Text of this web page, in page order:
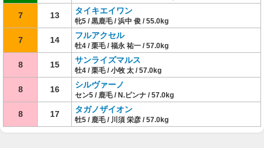
7 13 タイキエイワン
牝5 / 黒鹿毛 / 浜中 俊 / 55.0kg
7 14 フルアクセル
牡4 / 栗毛 / 福永 祐一 / 57.0kg
8 15 サンライズマルス
牡4 / 栗毛 / 小牧 太 / 57.0kg
8 16 シルヴァーノ
セン5 / 鹿毛 / N.ピンナ / 57.0kg
8 17 タガノザイオン
牡5 / 鹿毛 / 川須 栄彦 / 57.0kg